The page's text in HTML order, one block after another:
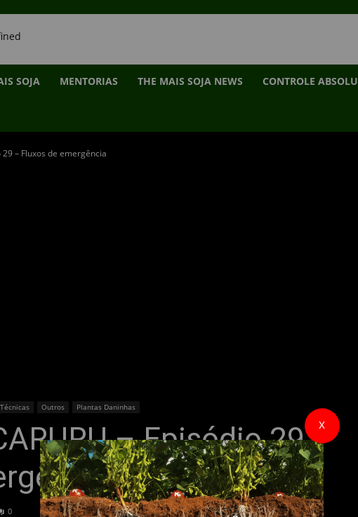
SOJA MENTORIAS THE MAIS SOJA NEWS CONTROLE
29 – Fluxos de emergência
Outros Plantas Daninhas
– Episódio 29 –
0
X